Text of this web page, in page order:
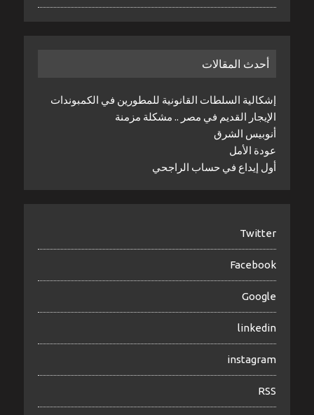
أحدث المقالات
إشكالية السلطات القانونية للمطورين في الكمبوندات
الإيجار القديم في مصر .. مشكلة مزمنة
أنوبيس الشرق
عودة الأمل
أول إيداع في حساب الراجحي
Twitter
Facebook
Google
linkedin
instagram
RSS